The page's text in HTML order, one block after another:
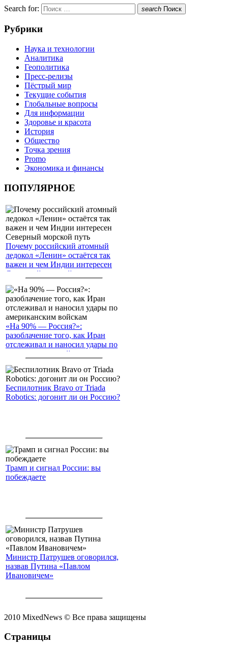
Search for: search Поиск
Рубрики
Наука и технологии
Аналитика
Геополитика
Пресс-релизы
Пёстрый мир
Текущие события
Глобальные вопросы
Для информации
Здоровье и красота
История
Общество
Точка зрения
Promo
Экономика и финансы
ПОПУЛЯРНОЕ
Почему российский атомный
ледокол «Ленин» остаётся так
важен и чем Индии интересен
Северный морской путь
«На 90% — Россия?»:
разоблачение того, как Иран
отслеживал и наносил удары по
американским войскам
Беспилотник Bravo от Triada
Robotics: догонит ли он Россию?
Трамп и сигнал России: вы
побеждаете
Министр Патрушев оговорился,
назвав Путина «Павлом
Ивановичем»
2010 MixedNews © Все права защищены
Страницы